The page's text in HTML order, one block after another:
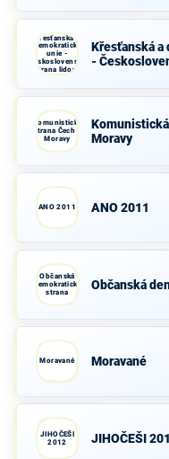
Křesťanská a
demokratická
unie -
Československá
strana lidová
Křesťanská a
-
Komunistická
strana Čech a
Moravy
Moravy
ANO 2011 ANO 2011
Občanská
demokratická
strana
Občanská
Moravané Moravané
JIHOČEŠI
2012
JIHOČEŠI